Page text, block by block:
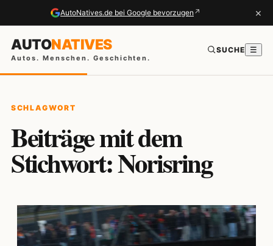
AutoNatives.de bei Google bevorzugen ↗ ×
AUTONATIVES
Autos. Menschen. Geschichten.
SUCHE ☰
SCHLAGWORT
Beiträge mit dem
Stichwort: Norisring